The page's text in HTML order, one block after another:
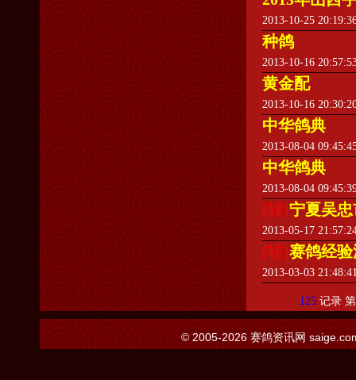
2013-10-25
种鸽
2013-10-16
黄金配
2013-10-16
中华鸽典
2013-08-04
中华鸽典
2013-08-04
[转]宁夏吴
2013-05-17
[转]赛鸽经
2013-03-03
125记录
© 2005-2026 赛鸽资讯网